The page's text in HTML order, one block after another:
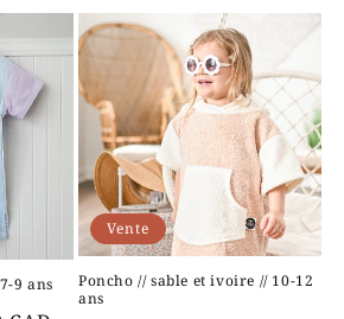
9 ans
Vente
Poncho // sable et ivoire // 10-12
ans